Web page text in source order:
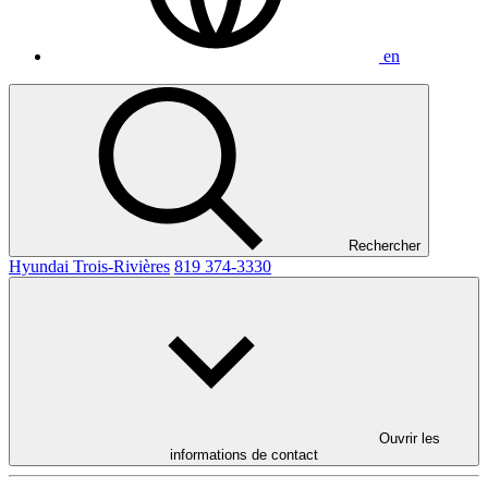
en
Rechercher
Hyundai Trois-Rivières 819 374-3330
Ouvrir les
informations de contact